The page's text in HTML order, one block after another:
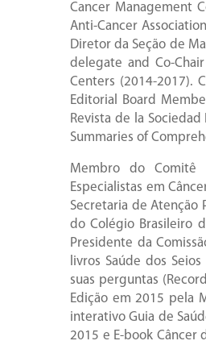
Cancer Management
Anti-Cancer
Diretor da Seção de
delegate and Co-
Centers (2014-2017).
Editorial Board
Revista de la
Summaries of
Membro do Comitê
Especialistas em
Secretaria de Atenção
do Colégio Brasileiro
Presidente da
livros Saúde dos
suas perguntas
Edição em 2015 pela
interativo Guia de
2015 e E-book Câncer